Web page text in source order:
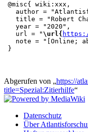
@misc{ wiki:xxx,
author =
title = "Robert
   year = "2020",
   url = "
\url{
note = "[Online;
Abgerufen von „https://
title=Spezial:Zitierhilfe“
Datenschutz
Über